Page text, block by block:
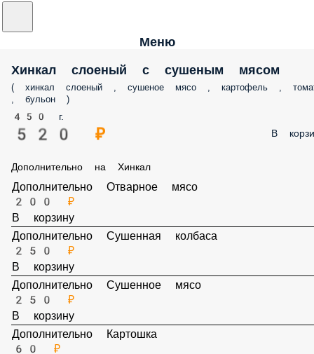
Меню
Хинкал слоеный с сушеным мясом
( хинкал слоеный , сушеное мясо , картофель ,
, бульон )
450 г.
520 ₽ В
Дополнительно на Хинкал
Дополнительно Отварное мясо
200 ₽
В корзину
Дополнительно Сушенная колбаса
250 ₽
В корзину
250 ₽
В корзину